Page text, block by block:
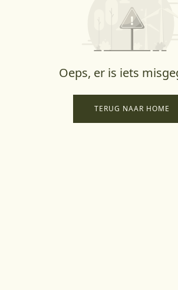
Oeps, er is iets
TERUG NAAR HOME